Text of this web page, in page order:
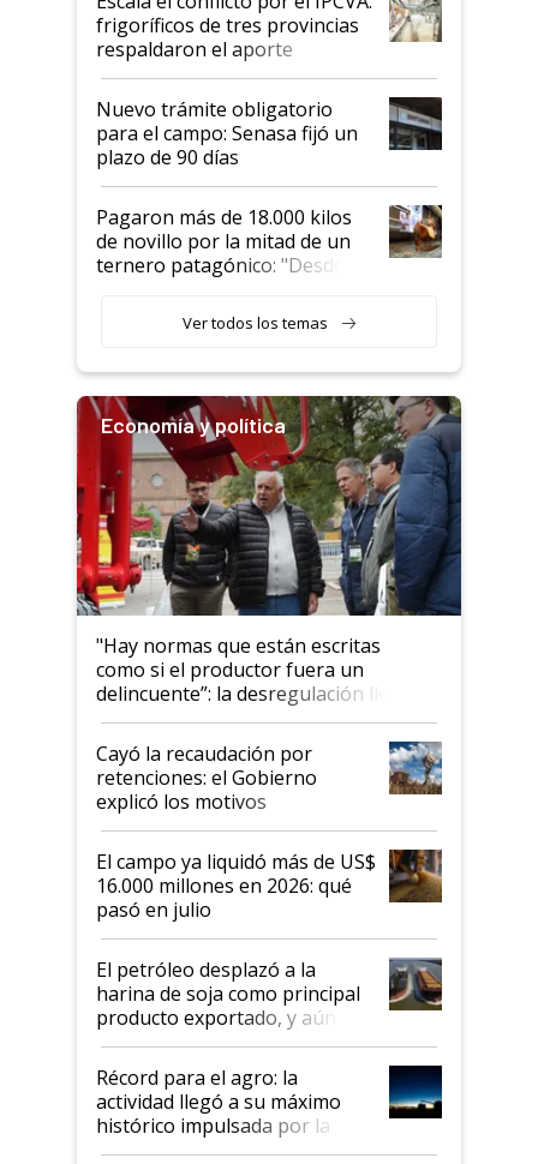
animales: "Mientras me
descalificaban, yo seguí
haciendo currículum"
frigoríficos de tres provincias
respaldaron el aporte
obligatorio
Nuevo trámite obligatorio
para el campo: Senasa fijó un
plazo de 90 días
Pagaron más de 18.000 kilos
de novillo por la mitad de un
ternero patagónico: "Desde
llamar la atención"
Ver todos los temas
Economía y política
"Hay normas que están escritas
como si el productor fuera un
delincuente”: la desregulación llegó
al Congreso Aapresid y hasta se
habló del financiamiento al IPCVA
Cayó la recaudación por
retenciones: el Gobierno
explicó los motivos
El campo ya liquidó más de US$
16.000 millones en 2026: qué
pasó en julio
El petróleo desplazó a la
harina de soja como principal
producto exportado, y aún así
el agro aportó casi seis de cada
diez dólares y sostuvo el
liderazgo en un semestre
récord
Récord para el agro: la
actividad llegó a su máximo
histórico impulsada por la
cosecha y las exportaciones